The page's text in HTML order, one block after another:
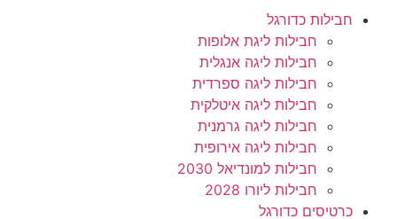
חבילות כדורגל
חבילות ליגת אלופות
חבילות ליגה אנגלית
חבילות ליגה ספרדית
חבילות ליגה איטלקית
חבילות ליגה גרמנית
חבילות ליגה אירופית
חבילות למונדיאל 2030
חבילות ליורו 2028
כרטיסים כדורגל